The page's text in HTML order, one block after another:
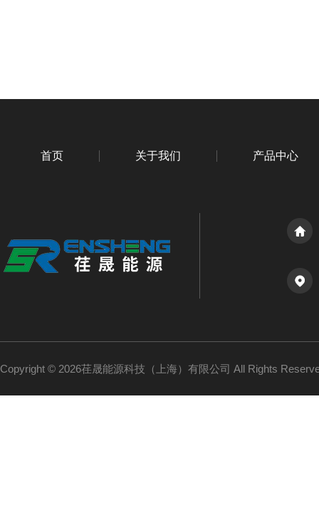
首页 关于我们 产品中心
Copyright © 2026荏晟能源科技（上海）有限公司 All Rights